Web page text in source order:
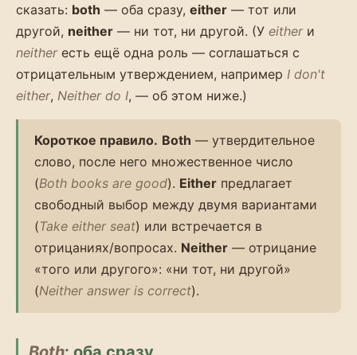
сказать: both — оба сразу, either — тот или
другой, neither — ни тот, ни другой. (У eitherи
neitherесть ещё одна роль — соглашаться с
отрицательным утверждением, например I don't
either, Neither do I, — об этом ниже.)
Короткое правило. Both — утвердительное
слово, после него множественное число
(Both books are good). Either предлагает
свободный выбор между двумя вариантами
(Take either seat) или встречается в
отрицаниях/вопросах. Neither — отрицание
«того или другого»: «ни тот, ни другой»
(Neither answer is correct).